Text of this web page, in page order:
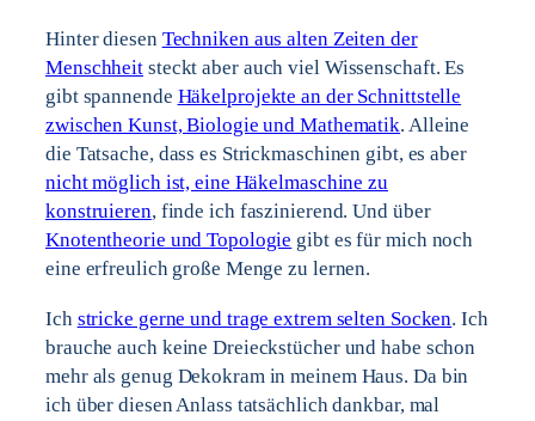
Hinter diesen Techniken aus alten Zeiten der
Menschheit steckt aber auch viel Wissenschaft. Es
gibt spannende Häkelprojekte an der Schnittstelle
zwischen Kunst, Biologie und Mathematik. Alleine
die Tatsache, dass es Strickmaschinen gibt, es aber
nicht möglich ist, eine Häkelmaschine zu
konstruieren, finde ich faszinierend. Und über
Knotentheorie und Topologie gibt es für mich noch
eine erfreulich große Menge zu lernen.
Ich stricke gerne und trage extrem selten Socken. Ich
brauche auch keine Dreieckstücher und habe schon
mehr als genug Dekokram in meinem Haus. Da bin
ich über diesen Anlass tatsächlich dankbar, mal